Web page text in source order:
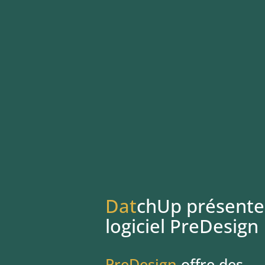
DatchUp
logiciel PreDesign